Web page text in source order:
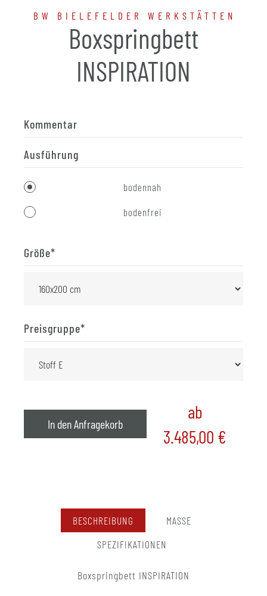
BW BIELEFELDER WERKSTÄTTEN
Boxspringbett
INSPIRATION
Kommentar
Ausführung
bodennah
bodenfrei
Größe*
Preisgruppe*
In den Anfragekorb
ab
3.485,00 €
BESCHREIBUNG
MASSE
SPEZIFIKATIONEN
Boxspringbett INSPIRATION